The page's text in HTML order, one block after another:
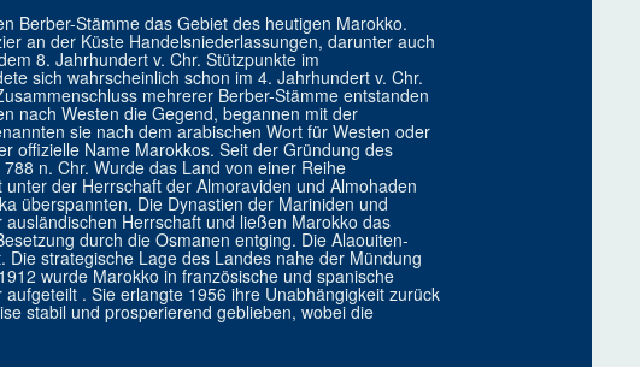
Berber-Stämme das Gebiet des heutigen Marokko.
an der Küste Handelsniederlassungen, darunter auch
8. Jahrhundert v. Chr. Stützpunkte im
sich wahrscheinlich schon im 4. Jahrhundert v. Chr.
mehrerer Berber-Stämme entstanden
nach Westen die Gegend, begannen mit der
sie nach dem arabischen Wort für Westen oder
offizielle Name Marokkos. Seit der Gründung des
n. Chr. Wurde das Land von einer Reihe
der Herrschaft der Almoraviden und Almohaden
überspannten. Die Dynastien der Mariniden und
Herrschaft und ließen Marokko das
durch die Osmanen entging. Die Alaouiten-
strategische Lage des Landes nahe der Mündung
wurde Marokko in französische und spanische
. Sie erlangte 1956 ihre Unabhängigkeit zurück
stabil und prosperierend geblieben, wobei die